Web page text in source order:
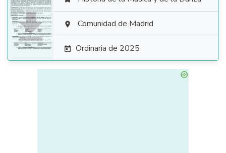
  Comunidad de Madrid
 Ordinaria de 2025